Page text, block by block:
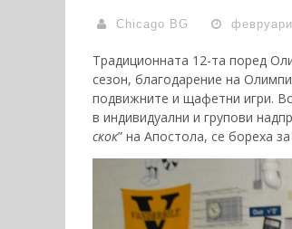
Chicago BG
Традиционната 12-та поред
сезон, благодарение на
подвижните и щафетни игри.
в индивидуални и групови
скок” на Апостола, се бореха